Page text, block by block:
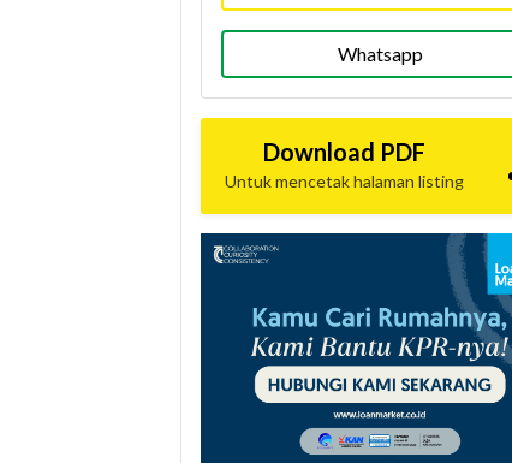
Whatsapp
Download PDF
Untuk mencetak halaman listing